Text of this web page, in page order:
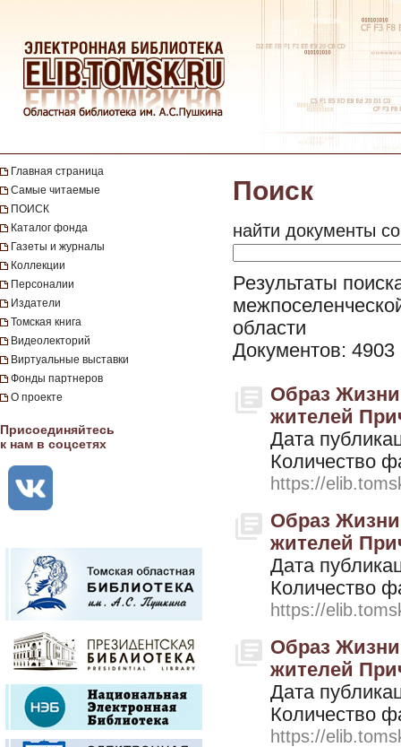
Главная страница
Самые читаемые
ПОИСК
Каталог фонда
Газеты и журналы
Коллекции
Персоналии
Издатели
Томская книга
Видеолекторий
Виртуальные выставки
Фонды партнеров
О проекте
Присоединяйтесь
к нам в соцсетях
Поиск
найти документы
Результаты
области
Документов: 4903
Образ
жителей
Дата
Количество
https://
Образ
жителей
Дата
Количество
https://
Образ
жителей
Дата
Количество
https://